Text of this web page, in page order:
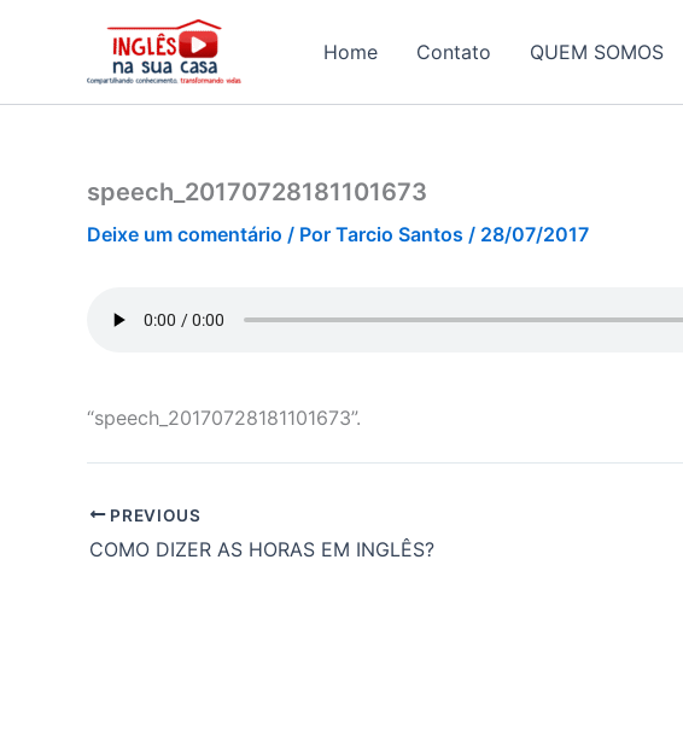
conteúdo
Home Contato QUEM SOMOS
speech_20170728181101673
Deixe um comentário / Por Tarcio Santos / 28/07/2017
“speech_20170728181101673”.
PREVIOUS
COMO DIZER AS HORAS EM INGLÊS?